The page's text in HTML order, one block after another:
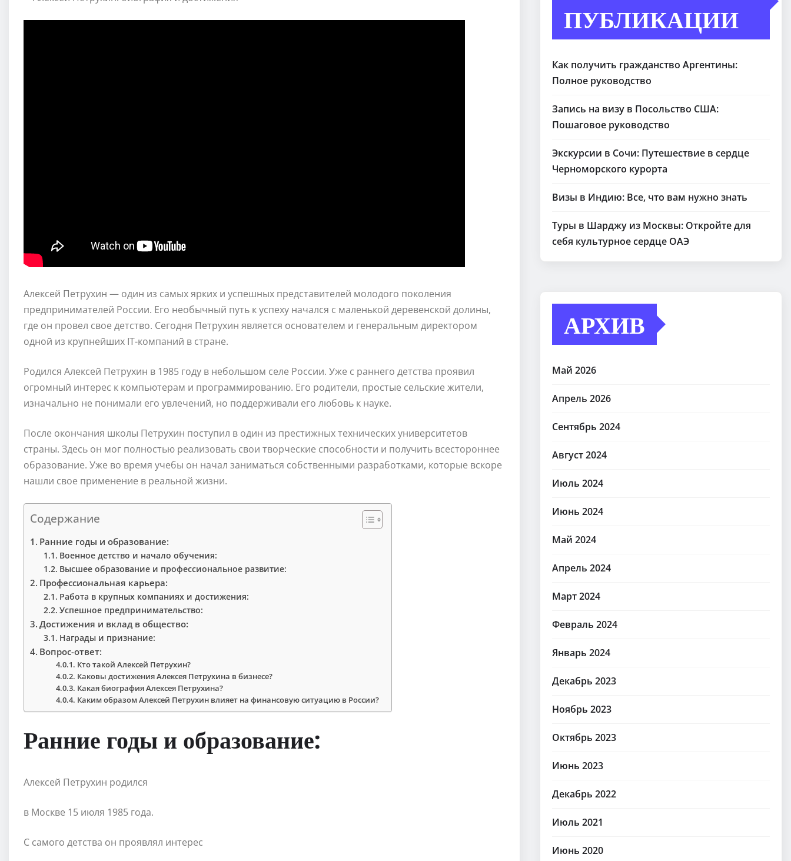
Алексей Петрухин — один из самых ярких и успешных представителей молодого поколения
предпринимателей России. Его необычный путь к успеху начался с маленькой деревенской долины,
где он провел свое детство. Сегодня Петрухин является основателем и генеральным директором
одной из крупнейших IT-компаний в стране.
Родился Алексей Петрухин в 1985 году в небольшом селе России. Уже с раннего детства проявил
огромный интерес к компьютерам и программированию. Его родители, простые сельские жители,
изначально не понимали его увлечений, но поддерживали его любовь к науке.
После окончания школы Петрухин поступил в один из престижных технических университетов
страны. Здесь он мог полностью реализовать свои творческие способности и получить всестороннее
образование. Уже во время учебы он начал заниматься собственными разработками, которые вскоре
нашли свое применение в реальной жизни.
Содержание
Ранние годы и образование:
Военное детство и начало обучения:
Высшее образование и профессиональное развитие:
Профессиональная карьера:
Работа в крупных компаниях и достижения:
Успешное предпринимательство:
Достижения и вклад в общество:
Награды и признание:
Вопрос-ответ:
Кто такой Алексей Петрухин?
Каковы достижения Алексея Петрухина в бизнесе?
Какая биография Алексея Петрухина?
Каким образом Алексей Петрухин влияет на финансовую ситуацию в России?
Ранние годы и образование:
Алексей Петрухин родился
в Москве 15 июля 1985 года.
С самого детства он проявлял интерес
ПУБЛИКАЦИИ
Как получить гражданство Аргентины:
Полное руководство
Запись на визу в Посольство США:
Пошаговое руководство
Экскурсии в Сочи: Путешествие в сердце
Черноморского курорта
Визы в Индию: Все, что вам нужно знать
Туры в Шарджу из Москвы: Откройте для
себя культурное сердце ОАЭ
АРХИВ
Май 2026
Апрель 2026
Сентябрь 2024
Август 2024
Июль 2024
Июнь 2024
Май 2024
Апрель 2024
Март 2024
Февраль 2024
Январь 2024
Декабрь 2023
Ноябрь 2023
Октябрь 2023
Июнь 2023
Декабрь 2022
Июль 2021
Июнь 2020